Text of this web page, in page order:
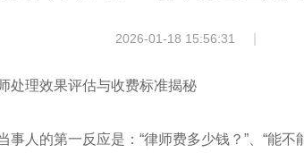
2026-01-18 15:56:31 |
处理效果评估与收费标准揭秘
人的第一反应是：“律师费多少钱？”、“能不